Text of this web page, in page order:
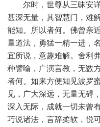
尔时，世尊从三昧安详
甚深无量，其智慧门，难
能知。所以者何。佛曾亲
量道法，勇猛一精一进，
宜所说，意趣难解。舍利
种譬喻，广演言教，无数
者何。如来方便知见波罗
见，广大深远，无量无碍
深入无际，成就一切未曾
巧说诸法，言辞柔软，悦